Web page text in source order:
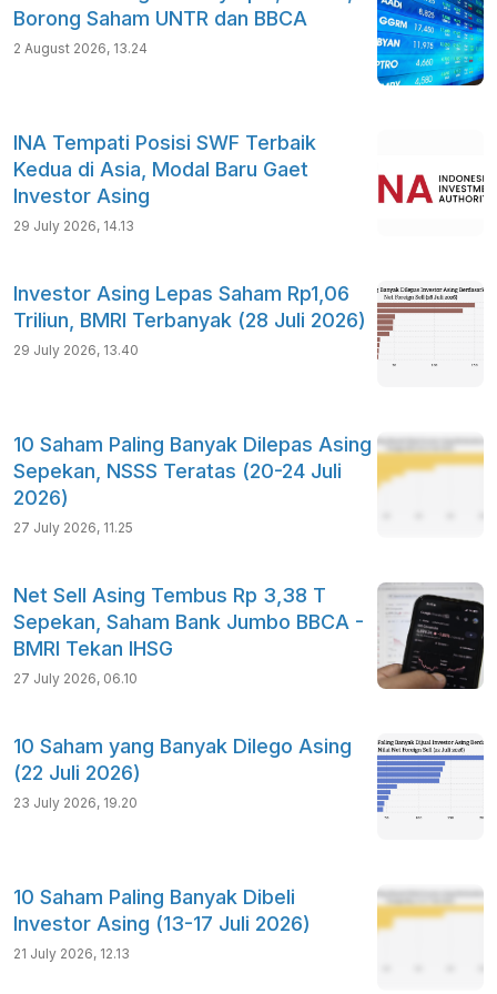
sebesar US$8,8 miliar dari total PMA Rp507,6 triliun.
https://katadata.co.id/finansial/bursa/6a71b9474ffb0/ojk-sebut-tekanan-bursa-mereda-asing-net-buy-rp-1-6-t-investor-tembus-30-juta
https://databoks.katadata.co.id/saham/statistik/6a6fe96c96e96/mapi-saham-paling-banyak-diburu-investor-asing-sepekan-terakhir-27-31-juli-2026
MAPI, Saham Paling Banyak Diburu Investor Asing
https://katadata.co.id/finansial/bursa/6a6ee2851bb0b/investor-asing-net-buy-rp-7-1-triliun-borong-saham-untr-dan-bbca
Investor Asing Net Buy Rp 7,1 Triliun, Borong
Saham UNTR dan BBCA
Borong Saham UNTR dan BBCA
2 August 2026, 13.24
INA Tempati Posisi SWF Terbaik
Kedua di Asia, Modal Baru Gaet
Investor Asing
29 July 2026, 14.13
Investor Asing Lepas Saham Rp1,06
Triliun, BMRI Terbanyak (28 Juli 2026)
29 July 2026, 13.40
10 Saham Paling Banyak Dilepas Asing
Sepekan, NSSS Teratas (20-24 Juli
2026)
27 July 2026, 11.25
Net Sell Asing Tembus Rp 3,38 T
Sepekan, Saham Bank Jumbo BBCA -
BMRI Tekan IHSG
27 July 2026, 06.10
10 Saham yang Banyak Dilego Asing
(22 Juli 2026)
23 July 2026, 19.20
10 Saham Paling Banyak Dibeli
Investor Asing (13-17 Juli 2026)
21 July 2026, 12.13